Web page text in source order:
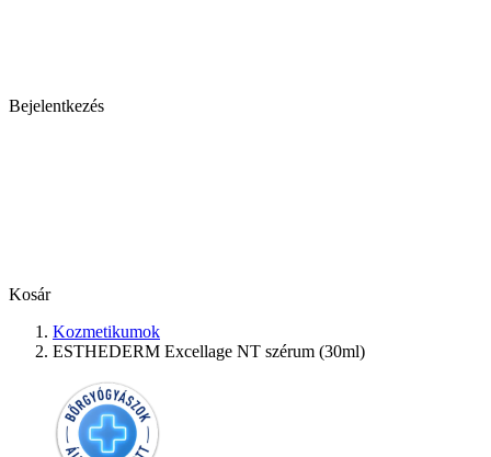
Bejelentkezés
Kosár
Kozmetikumok
ESTHEDERM Excellage NT szérum (30ml)